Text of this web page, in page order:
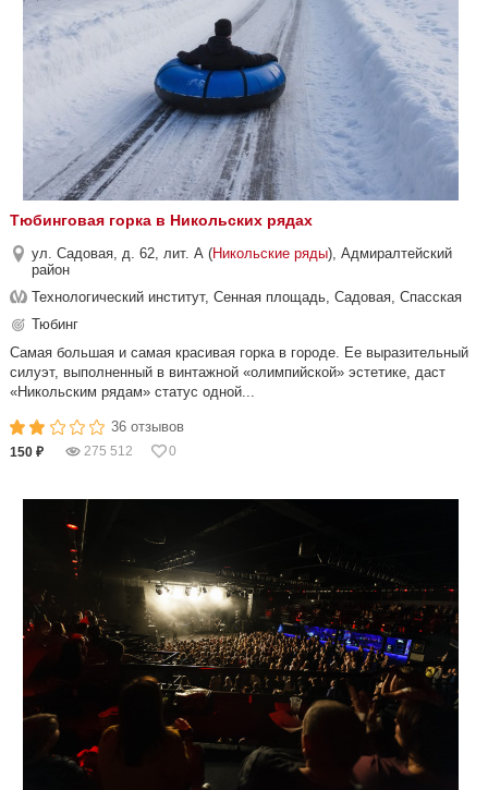
Тюбинговая горка в Никольских рядах
ул. Садовая, д. 62, лит. А (Никольские ряды), Адмиралтейский
район
Технологический институт, Сенная площадь, Садовая, Спасская
Тюбинг
Самая большая и самая красивая горка в городе. Ее выразительный
силуэт, выполненный в винтажной «олимпийской» эстетике, даст
«Никольским рядам» статус одной...
36 отзывов
150 ₽ 275 512 0